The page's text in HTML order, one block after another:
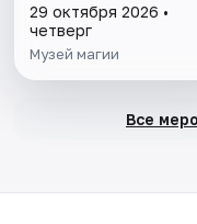
29 октября 2026 •
четверг
Музей магии
Все